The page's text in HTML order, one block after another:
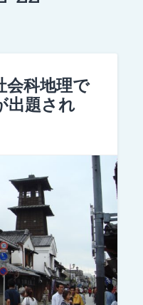
会科地理で
出題され